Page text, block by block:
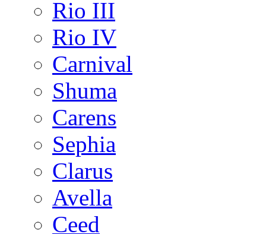
Rio III
Rio IV
Carnival
Shuma
Carens
Sephia
Clarus
Avella
Ceed